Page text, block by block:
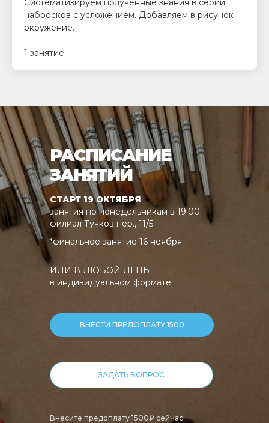
Систематизируем полученные знания в серии
набросков с усложением. Добавляем в рисунок
окружение.
1 занятие
РАСПИСАНИЕ
ЗАНЯТИЙ
Внесите предоплату 1500₽ сейчас
ЗАДАТЬ ВОПРОС
ВНЕСТИ ПРЕДОПЛАТУ 1500
ИЛИ В ЛЮБОЙ ДЕНЬ
в индивидуальном формате
СТАРТ 19 ОКТЯБРЯ
занятия по понедельникам в 19:00
филиал Тучков пер., 11/5
*финальное занятие 16 ноября